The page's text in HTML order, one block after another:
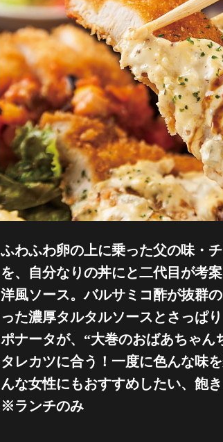
ふわふわ卵の上に乗った父の味・
を、自分なりの丼にと二代目が考
洋風ソース。バルサミコ酢が抜群
った濃厚タルタルソースとさっぱ
ポナータが、“大巻のおばあちゃん
タレカツに合う！一度に色んな味
んな女性にもおすすめしたい、飽き
※ランチのみ